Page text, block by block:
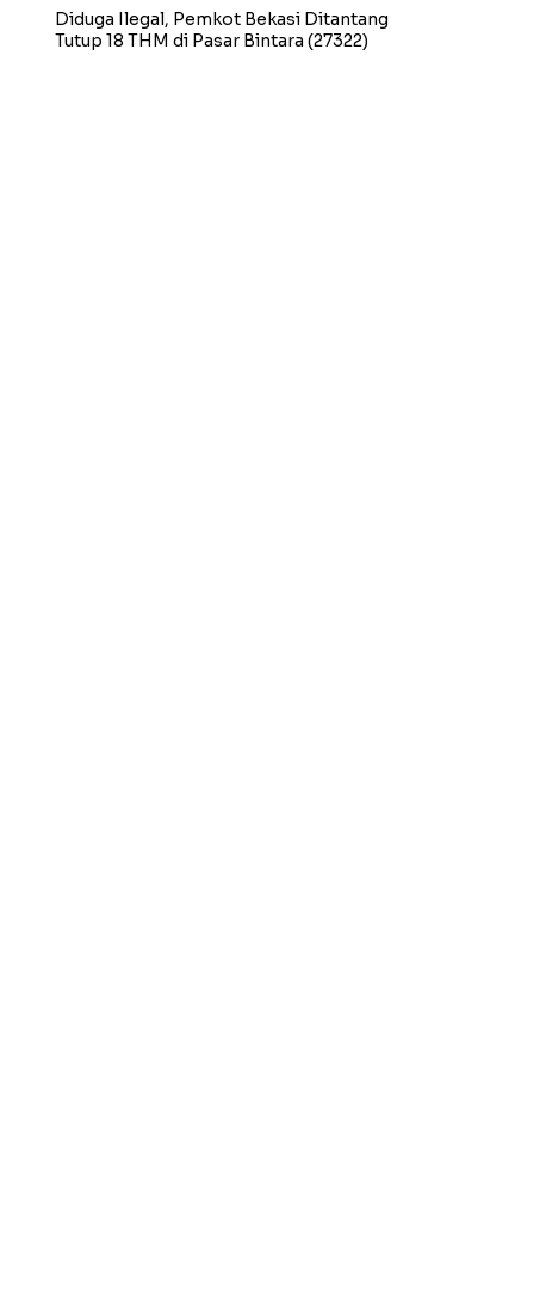
Diduga Ilegal, Pemkot Bekasi Ditantang
Tutup 18 THM di Pasar Bintara (27322)